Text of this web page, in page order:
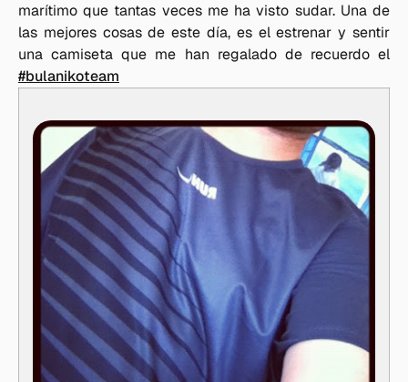
marítimo que tantas veces me ha visto sudar. Una de
las mejores cosas de este día, es el estrenar y sentir
una camiseta que me han regalado de recuerdo el
#bulanikoteam